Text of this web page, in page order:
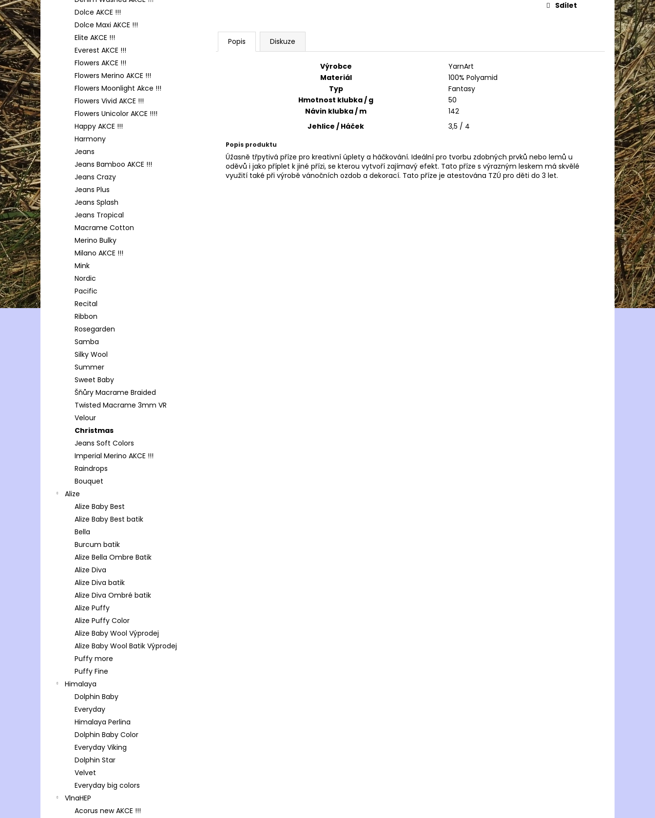
l
Dolce AKCE !!!
Dolce Maxi AKCE !!!
Elite AKCE !!!
Everest AKCE !!!
Flowers AKCE !!!
Flowers Merino AKCE !!!
Flowers Moonlight Akce !!!
Flowers Vivid AKCE !!!
Flowers Unicolor AKCE !!!!
Happy AKCE !!!
Harmony
Jeans
Jeans Bamboo AKCE !!!
Jeans Crazy
Jeans Plus
Jeans Splash
Jeans Tropical
Macrame Cotton
Merino Bulky
Milano AKCE !!!
Mink
Nordic
Pacific
Recital
Ribbon
Rosegarden
Samba
Silky Wool
Summer
Sweet Baby
Šňůry Macrame Braided
Twisted Macrame 3mm VR
Velour
Christmas
Jeans Soft Colors
Imperial Merino AKCE !!!
Raindrops
Bouquet
Alize
Alize Baby Best
Alize Baby Best batik
Bella
Burcum batik
Alize Bella Ombre Batik
Alize Diva
Alize Diva batik
Alize Diva Ombré batik
Alize Puffy
Alize Puffy Color
Alize Baby Wool Výprodej
Alize Baby Wool Batik Výprodej
Puffy more
Puffy Fine
Himalaya
Dolphin Baby
Everyday
Himalaya Perlina
Dolphin Baby Color
Everyday Viking
Dolphin Star
Velvet
Everyday big colors
VlnaHEP
Acorus new AKCE !!!
Sdílet
Popis Diskuze
Výrobce
YarnArt
Materiál
100% Polyamid
Typ
Fantasy
Hmotnost klubka / g
50
Návin klubka / m
142
Jehlice / Háček
3,5 / 4
Popis produktu
Úžasně třpytivá příze pro kreativní úplety a háčkování. Ideální pro tvorbu zdobných prvků nebo lemů u
oděvů i jako příplet k jiné přízi, se kterou vytvoří zajímavý efekt. Tato příze s výrazným leskem má skvělé
využití také při výrobě vánočních ozdob a dekorací. Tato příze je atestována TZÚ pro děti do 3 let.
TULIP 4010
50 Kč